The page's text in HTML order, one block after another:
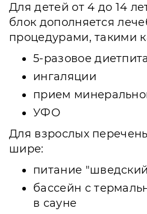
Для детей от 4 до 14
блок дополняется
процедурами, такими
5-разовое
ингаляции
прием
УФО
Для взрослых
шире:
питание
бассейн с
в сауне